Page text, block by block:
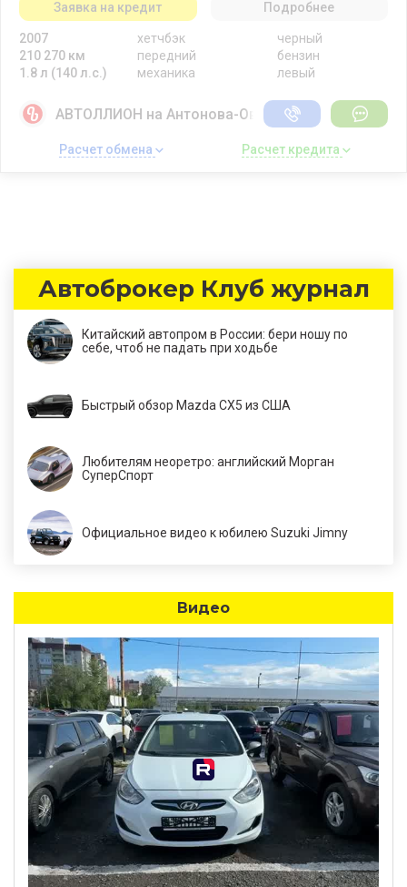
2007
210 270 км
1.8 л (140 л.с.)
хетчбэк
передний
механика
черный
бензин
левый
Заявка на кредит Подробнее
АВТОЛЛИОН на Антонова-Овсеенко
Расчет обмена Расчет кредита
Автоброкер Клуб журнал
Китайский автопром в России: бери ношу по
себе, чтоб не падать при ходьбе
Быстрый обзор Mazda CX5 из США
Любителям неоретро: английский Морган
СуперСпорт
Официальное видео к юбилею Suzuki Jimny
Видео